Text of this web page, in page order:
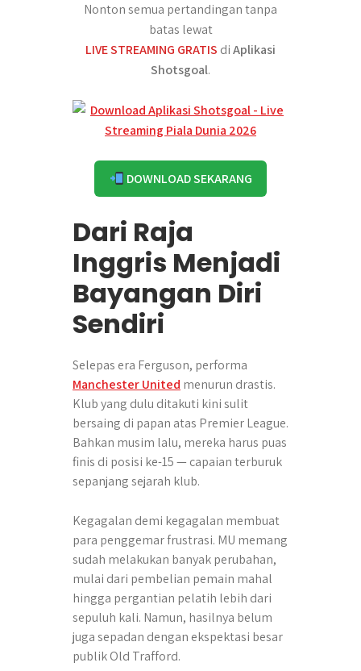
Nonton semua pertandingan tanpa
batas lewat
LIVE STREAMING GRATIS diAplikasi
Shotsgoal.
DOWNLOAD SEKARANG
Dari Raja
Inggris Menjadi
Bayangan Diri
Sendiri
Selepas era Ferguson, performa
Manchester United menurun drastis.
Klub yang dulu ditakuti kini sulit
bersaing di papan atas Premier League.
Bahkan musim lalu, mereka harus puas
finis di posisi ke-15 — capaian terburuk
sepanjang sejarah klub.
Kegagalan demi kegagalan membuat
para penggemar frustrasi. MU memang
sudah melakukan banyak perubahan,
mulai dari pembelian pemain mahal
hingga pergantian pelatih lebih dari
sepuluh kali. Namun, hasilnya belum
juga sepadan dengan ekspektasi besar
publik Old Trafford.